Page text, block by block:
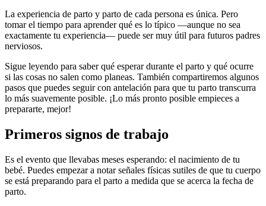
La experiencia de parto y parto de cada persona es única. Pero
tomar el tiempo para aprender qué es lo típico —aunque no sea
exactamente tu experiencia— puede ser muy útil para futuros padres
nerviosos.
Sigue leyendo para saber qué esperar durante el parto y qué ocurre
si las cosas no salen como planeas. También compartiremos algunos
pasos que puedes seguir con antelación para que tu parto transcurra
lo más suavemente posible. ¡Lo más pronto posible empieces a
prepararte, mejor!
Primeros signos de trabajo
Es el evento que llevabas meses esperando: el nacimiento de tu
bebé. Puedes empezar a notar señales físicas sutiles de que tu cuerpo
se está preparando para el parto a medida que se acerca la fecha de
parto.